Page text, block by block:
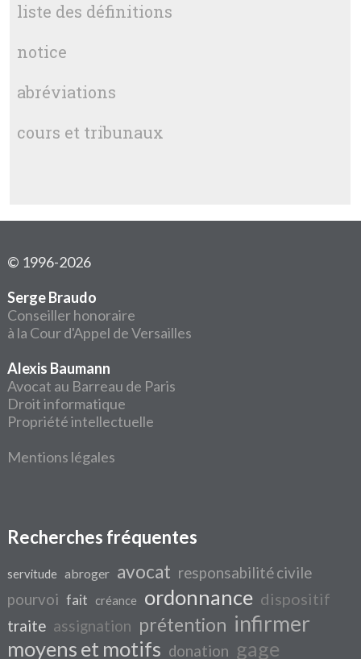
liste des définitions
notice
abréviations
cours et tribunaux
© 1996-2026
Serge Braudo
Conseiller honoraire
à la Cour d'Appel de Versailles
Alexis Baumann
Avocat au Barreau de Paris
Droit informatique
Propriété intellectuelle
Mentions légales
Recherches fréquentes
servitude abroger avocat responsabilité civile
pourvoi fait créance ordonnance dispositif
traite assignation prétention infirmer
moyens et motifs donation gage